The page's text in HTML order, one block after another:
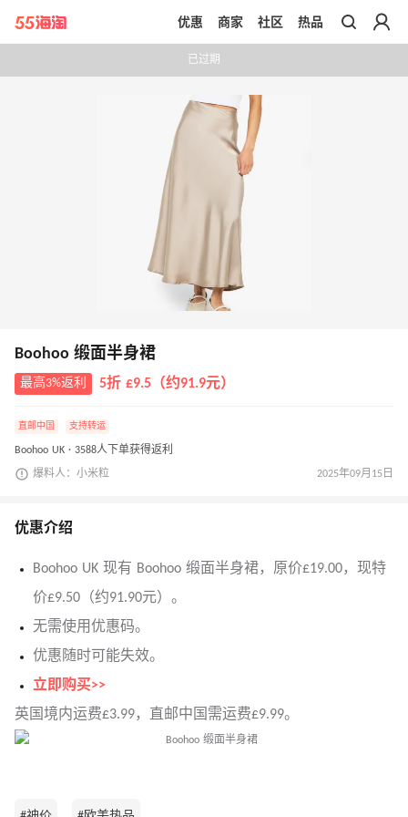
带你去官网买正品
优惠 商家 社区 热品
已过期
Boohoo 缎面半身裙
最高3%返利 5折 £9.5（约91.9元）
直邮中国 支持转运
Boohoo UK · 3588人下单获得返利
爆料人：小米粒 2025年09月15日
优惠介绍
Boohoo UK 现有 Boohoo 缎面半身裙，原价£19.00，现特
价£9.50（约91.90元）。
无需使用优惠码。
优惠随时可能失效。
立即购买>>
英国境内运费£3.99，直邮中国需运费£9.99。